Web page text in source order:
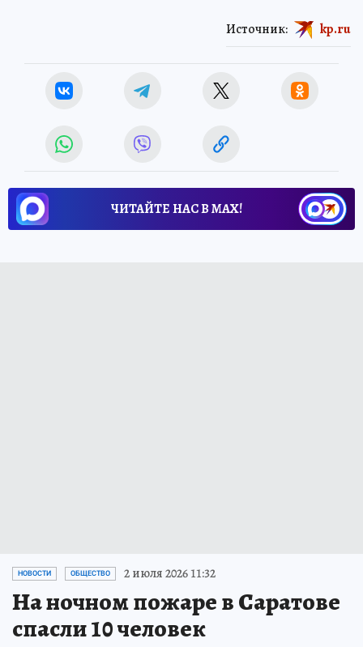
Источник: kp.ru
ЧИТАЙТЕ НАС В МАХ!
НОВОСТИ ОБЩЕСТВО 2 июля 2026 11:32
На ночном пожаре в Саратове
спасли 10 человек